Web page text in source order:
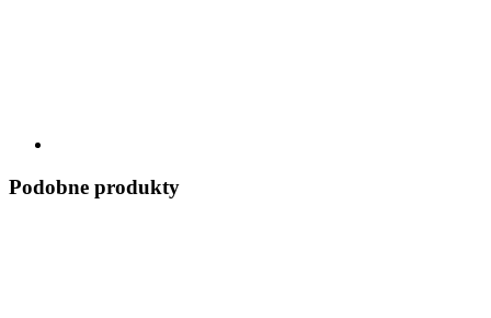
Podobne produkty